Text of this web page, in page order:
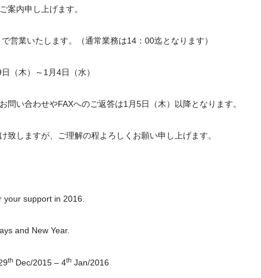
案内申し上げます。
営業いたします。（通常業務は14：00迄となります）
（木）～1月4日（水）
問い合わせやFAXへのご返答は1月5日（木）以降となります。
致しますが、ご理解の程よろしくお願い申し上げます。
support in 2016.
and New Year.
th Dec/2015 – 4th Jan/2016